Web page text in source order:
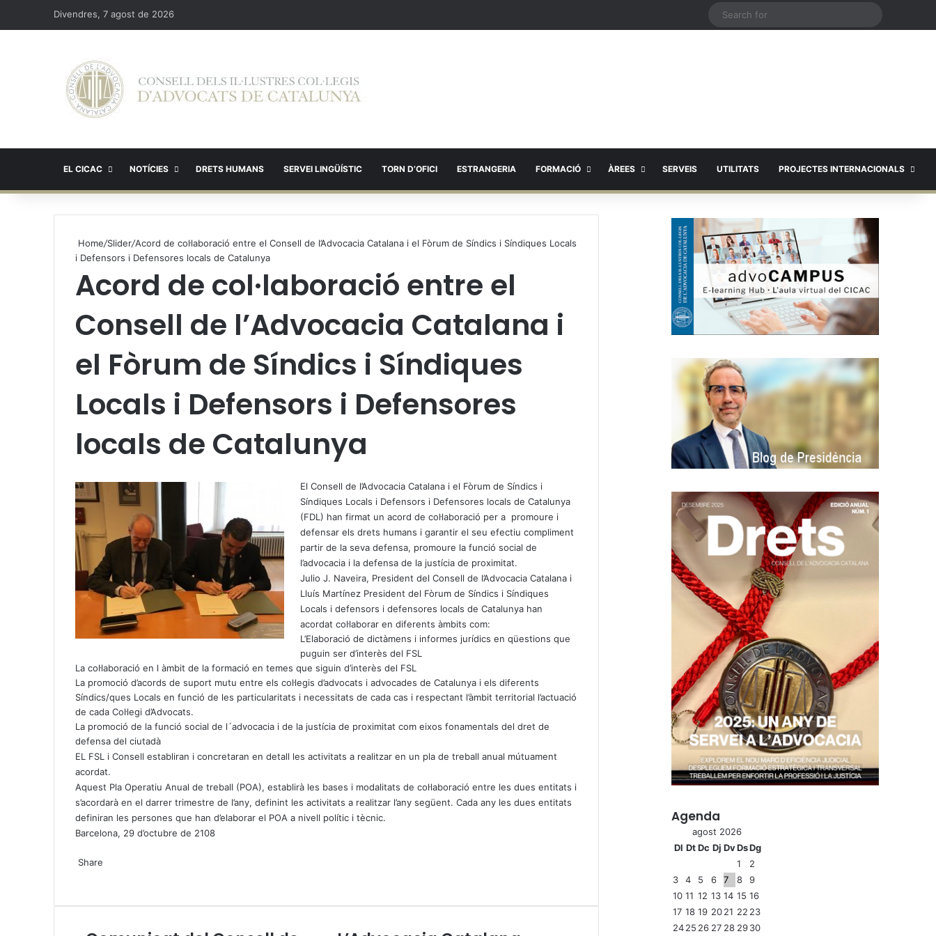
Divendres, 7 agost de 2026
EL CICAC NOTÍCIES DRETS HUMANS SERVEI LINGÜÍSTIC TORN D’OFICI ESTRANGERIA FORMACIÓ ÀREES SERVEIS UTILITATS PROJECTES INTERNACIONALS
Home/Slider/Acord de col·laboració entre el Consell de l’Advocacia Catalana i el Fòrum de Síndics i Síndiques Locals
i Defensors i Defensores locals de Catalunya
Acord de col·laboració entre el
Consell de l’Advocacia Catalana i
el Fòrum de Síndics i Síndiques
Locals i Defensors i Defensores
locals de Catalunya
h
a
t
s
A
p
e
l
e
g
m
El Consell de l’Advocacia Catalana i el Fòrum de Síndics i
Síndiques Locals i Defensors i Defensores locals de Catalunya
(FDL) han firmat un acord de col·laboració per a promoure i
defensar els drets humans i garantir el seu efectiu compliment
partir de la seva defensa, promoure la funció social de
l’advocacia i la defensa de la justícia de proximitat.
Julio J. Naveira, President del Consell de l’Advocacia Catalana i
Lluís Martínez President del Fòrum de Síndics i Síndiques
Locals i defensors i defensores locals de Catalunya han
acordat col·laborar en diferents àmbits com:
L’Elaboració de dictàmens i informes jurídics en qüestions que
puguin ser d’interès del FSL
La col·laboració en l àmbit de la formació en temes que siguin d’interès del FSL
La promoció d’acords de suport mutu entre els col·legis d’advocats i advocades de Catalunya i els diferents
Síndics/ques Locals en funció de les particularitats i necessitats de cada cas i respectant l’àmbit territorial l’actuació
de cada Col·legi d’Advocats.
La promoció de la funció social de l´advocacia i de la justícia de proximitat com eixos fonamentals del dret de
defensa del ciutadà
EL FSL i Consell establiran i concretaran en detall les activitats a realitzar en un pla de treball anual mútuament
acordat.
Aquest Pla Operatiu Anual de treball (POA), establirà les bases i modalitats de col·laboració entre les dues entitats i
s’acordarà en el darrer trimestre de l’any, definint les activitats a realitzar l’any següent. Cada any les dues entitats
definiran les persones que han d’elaborar el POA a nivell polític i tècnic.
Barcelona, 29 d’octubre de 2108
h
s
e
g
Share
ala
i
Agenda
agost 2026
Dl Dt Dc Dj DvDsDg
1
2
3
4 5 6 7 8
9
10 11 12 13 14 15 16
17 18 19 2021 22 23
2425 26 27 28 2930